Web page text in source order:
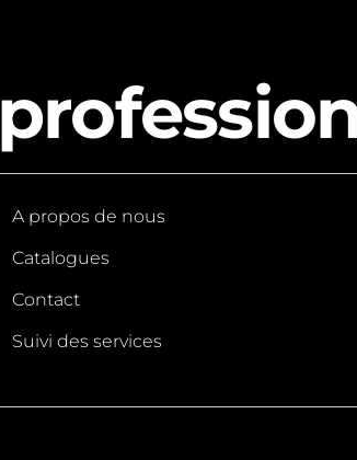
A propos de nous
Catalogues
Contact
Suivi des services